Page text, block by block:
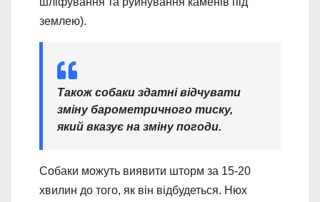
землею).
Також собаки здатні відчувати
зміну барометричного тиску,
який вказує на зміну погоди.
Собаки можуть виявити шторм за 15-20
хвилин до того, як він відбудеться. Нюх